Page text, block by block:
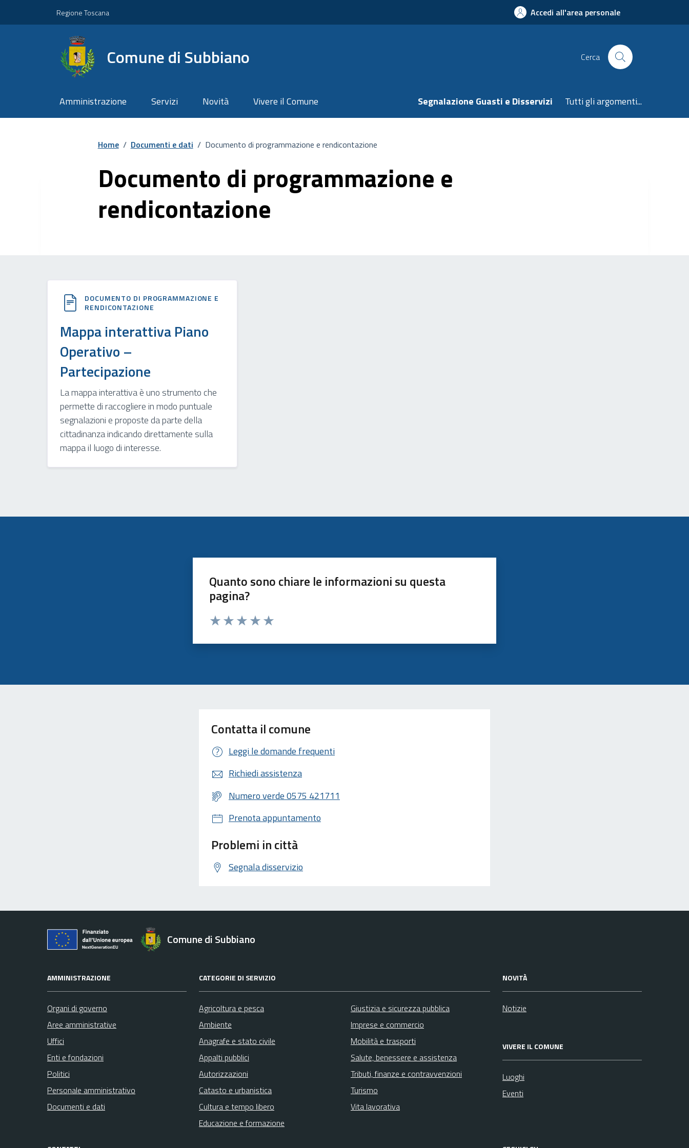
Regione Toscana Accedi all'area personale
Comune di Subbiano Cerca
Amministrazione Servizi Novità Vivere il Comune Segnalazione Guasti e Disservizi Tutti gli argomenti...
Home / Documenti e dati / Documento di programmazione e rendicontazione
Documento di programmazione e
rendicontazione
DOCUMENTO DI PROGRAMMAZIONE E
RENDICONTAZIONE
Mappa interattiva Piano
Operativo –
Partecipazione
La mappa interattiva è uno strumento che
permette di raccogliere in modo puntuale
segnalazioni e proposte da parte della
cittadinanza indicando direttamente sulla
mappa il luogo di interesse.
Quanto sono chiare le informazioni su questa
pagina?
Contatta il comune
Leggi le domande frequenti
Richiedi assistenza
Numero verde 0575 421711
Prenota appuntamento
Problemi in città
Segnala disservizio
Comune di Subbiano
AMMINISTRAZIONE
Organi di governo
Aree amministrative
Uffici
Enti e fondazioni
Politici
Personale amministrativo
Documenti e dati
CATEGORIE DI SERVIZIO
Agricoltura e pesca
Ambiente
Anagrafe e stato civile
Appalti pubblici
Autorizzazioni
Catasto e urbanistica
Cultura e tempo libero
Educazione e formazione
Giustizia e sicurezza pubblica
Imprese e commercio
Mobilità e trasporti
Salute, benessere e assistenza
Tributi, finanze e contravvenzioni
Turismo
Vita lavorativa
NOVITÀ
Notizie
VIVERE IL COMUNE
Luoghi
Eventi